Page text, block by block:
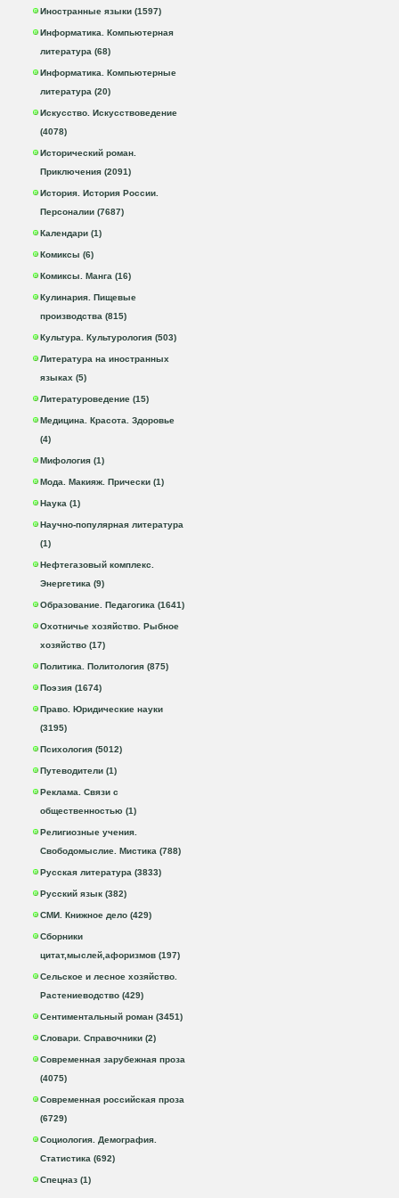
Иностранные языки (1597)
Информатика. Компьютерная
литература (68)
Информатика. Компьютерные
литература (20)
Искусство. Искусствоведение
(4078)
Исторический роман.
Приключения (2091)
История. История России.
Персоналии (7687)
Календари (1)
Комиксы (6)
Комиксы. Манга (16)
Кулинария. Пищевые
производства (815)
Культура. Культурология (503)
Литература на иностранных
языках (5)
Литературоведение (15)
Медицина. Красота. Здоровье
(4)
Мифология (1)
Мода. Макияж. Прически (1)
Наука (1)
Научно-популярная литература
(1)
Нефтегазовый комплекс.
Энергетика (9)
Образование. Педагогика (1641)
Охотничье хозяйство. Рыбное
хозяйство (17)
Политика. Политология (875)
Поэзия (1674)
Право. Юридические науки
(3195)
Психология (5012)
Путеводители (1)
Реклама. Связи с
общественностью (1)
Религиозные учения.
Свободомыслие. Мистика (788)
Русская литература (3833)
Русский язык (382)
СМИ. Книжное дело (429)
Сборники
цитат,мыслей,афоризмов (197)
Сельское и лесное хозяйство.
Растениеводство (429)
Сентиментальный роман (3451)
Словари. Справочники (2)
Современная зарубежная проза
(4075)
Современная российская проза
(6729)
Социология. Демография.
Статистика (692)
Спецназ (1)